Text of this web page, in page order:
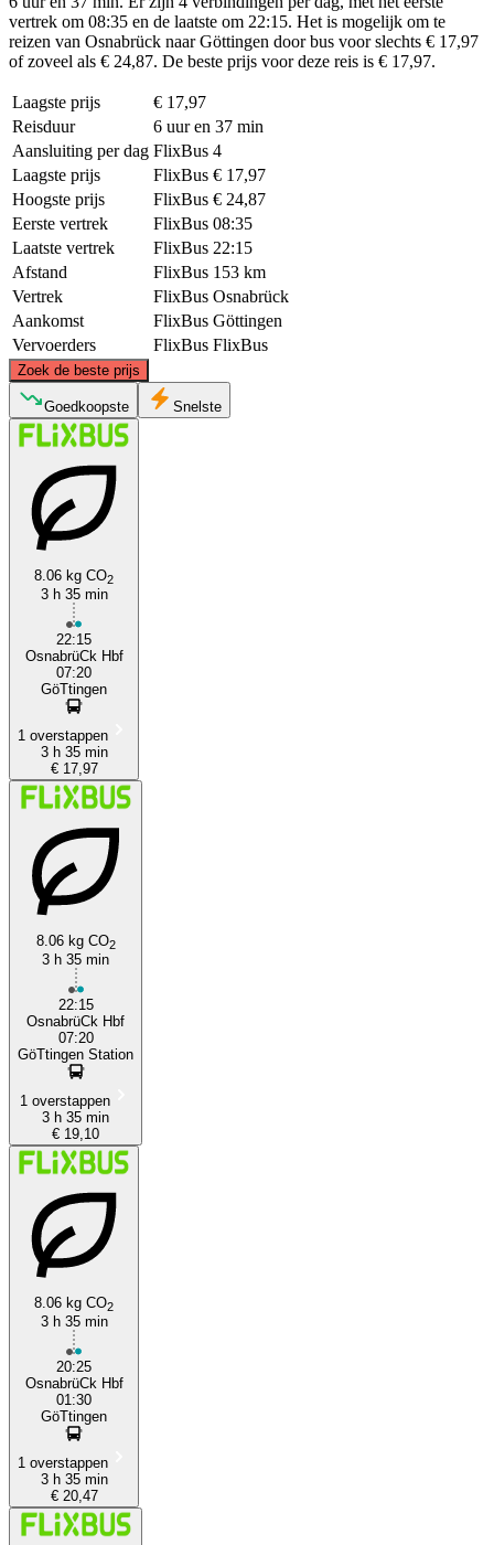
vertrek om 08:35 en de laatste om 22:15. Het is mogelijk om te
reizen van Osnabrück naar Göttingen door bus voor slechts € 17,97
of zoveel als € 24,87. De beste prijs voor deze reis is € 17,97.
Laagste prijs
€ 17,97
Reisduur
6 uur en 37 min
Aansluiting per dag FlixBus 4
Laagste prijs
FlixBus € 17,97
Hoogste prijs
FlixBus € 24,87
Eerste vertrek
FlixBus 08:35
Laatste vertrek
FlixBus 22:15
Afstand
FlixBus 153 km
Vertrek
FlixBus Osnabrück
Aankomst
FlixBus Göttingen
Vervoerders
FlixBus FlixBus
Zoek de beste prijs
Osnabrück
©CARTO
Goedkoopste Snelste
8.06 kg CO2
3 h 35 min
22:15
OsnabrüCk Hbf
07:20
GöTtingen
1 overstappen
3 h 35 min
€ 17,97
8.06 kg CO2
3 h 35 min
22:15
OsnabrüCk Hbf
07:20
GöTtingen Station
1 overstappen
3 h 35 min
€ 19,10
8.06 kg CO2
3 h 35 min
20:25
OsnabrüCk Hbf
01:30
GöTtingen
1 overstappen
3 h 35 min
€ 20,47